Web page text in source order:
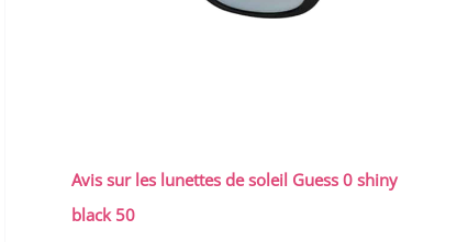
Avis sur les lunettes de soleil Guess 0 shiny
black 50